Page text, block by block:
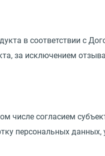
в соответствии с
за исключением
числе согласием
персональных данных,